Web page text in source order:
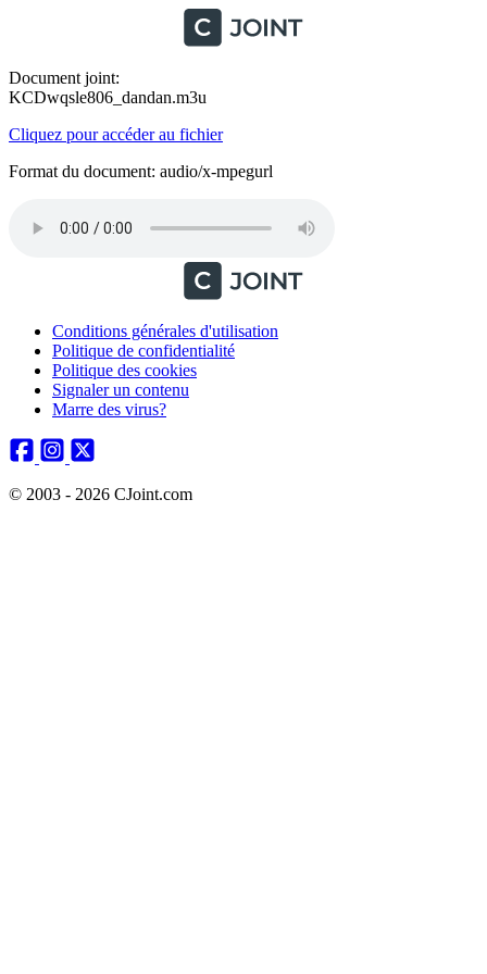
Document joint:
KCDwqsle806_dandan.m3u
Cliquez pour accéder au fichier
Format du document: audio/x-mpegurl
Conditions générales d'utilisation
Politique de confidentialité
Politique des cookies
Signaler un contenu
Marre des virus?
© 2003 - 2026 CJoint.com